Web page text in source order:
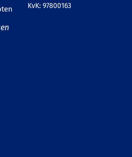
KvK: 97800163